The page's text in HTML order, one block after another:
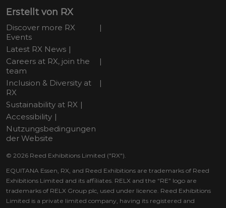
Erstellt von RX
Discover more RX
Events
Latest RX News
Careers at RX, join the
team
Inclusion & Diversity at
RX
Sustainability at RX
Accessibility
Nutzungsbedingungen
der Website
© 2026 Reed Exhibitions Limited ("RX").
EQUITANA Essen, RX, and Reed Exhibitions are trademarks of Reed
Exhibitions Limited and its affiliates. RELX and the “RE” logo are
trademarks of RELX Group plc, used under licence. Reed Exhibitions
Limited is a private limited company, having its registered and